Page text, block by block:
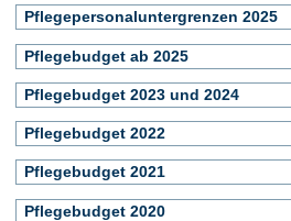
Pflegepersonaluntergrenzen 2025
Pflegebudget ab 2025
Pflegebudget 2023 und 2024
Pflegebudget 2022
Pflegebudget 2021
Pflegebudget 2020